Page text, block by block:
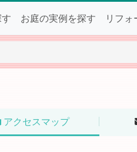
お庭の実例を探す リフ
アクセスマップ